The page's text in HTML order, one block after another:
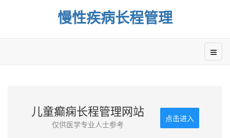
慢性疾病长程管理
儿童癫痫长程管理网站
仅供医学专业人士参考
点击进入